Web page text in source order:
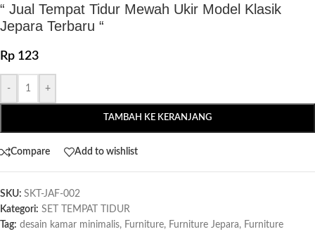
“ Jual Tempat Tidur Mewah Ukir Model Klasik
Jepara Terbaru “
Rp 123
- +
TAMBAH KE KERANJANG
Compare Add to wishlist
SKU: SKT-JAF-002
Kategori: SET TEMPAT TIDUR
Tag: desain kamar minimalis, Furniture, Furniture Jepara, Furniture